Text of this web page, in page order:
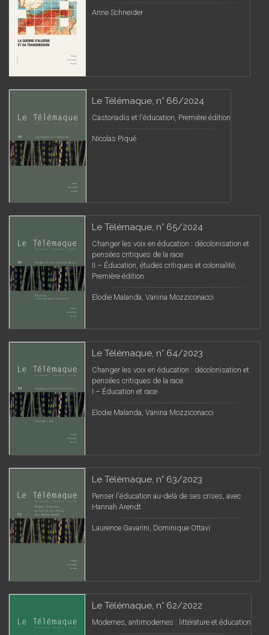
Anne Schneider
Le Télémaque, n° 66/2024
Castoriadis et l'éducation, Première édition
Nicolas Piqué
Le Télémaque, n° 65/2024
Changer les voix en éducation : décolonisation et
pensées critiques de la race
II – Éducation, études critiques et colonialité,
Première édition
Elodie Malanda, Vanina Mozziconacci
Le Télémaque, n° 64/2023
Changer les voix en éducation : décolonisation et
pensées critiques de la race
I – Éducation et race
Elodie Malanda, Vanina Mozziconacci
Le Télémaque, n° 63/2023
Penser l'éducation au-delà de ses crises, avec
Hannah Arendt
Laurence Gavarini, Dominique Ottavi
Le Télémaque, n° 62/2022
Modernes, antimodernes : littérature et éducation